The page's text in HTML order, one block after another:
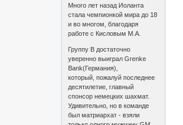
Много лет назад Иоланта
стала чемпионкой мира до 18
и во многом, благодаря
работе с Кисловым М.А.
Группу В достаточно
уверенно выиграл Grenke
Bank(Германия),
который, пожалуй последнее
десятилетие, главный
спонсор немецких шахмат.
Удивительно, но в команде
был матриархат - взяли